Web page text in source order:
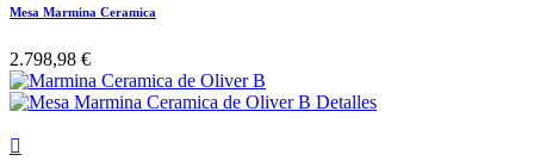
Mesa Marmina Ceramica
2.798,98 €
